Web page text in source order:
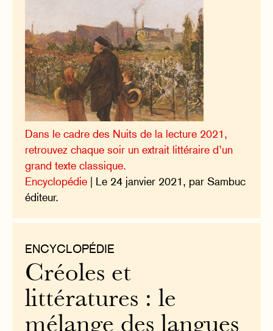
Dans le cadre des Nuits de la lecture 2021,
retrouvez chaque soir un extrait littéraire d’un
grand texte classique.
Encyclopédie | Le 24 janvier 2021, par Sambuc
éditeur.
ENCYCLOPÉDIE
Créoles et
littératures : le
mélange des langues